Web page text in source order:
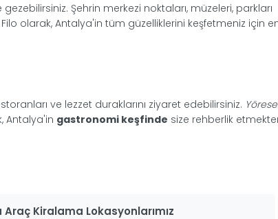
Şehrin merkezi noktaları, müzeleri, parkları
olarak, Antalya'in tüm güzelliklerini keşfetmeniz için
ve lezzet duraklarını ziyaret edebilirsiniz.
Antalya'in gastronomi keşfinde size rehberlik
Kiralama Lokasyonlarımız